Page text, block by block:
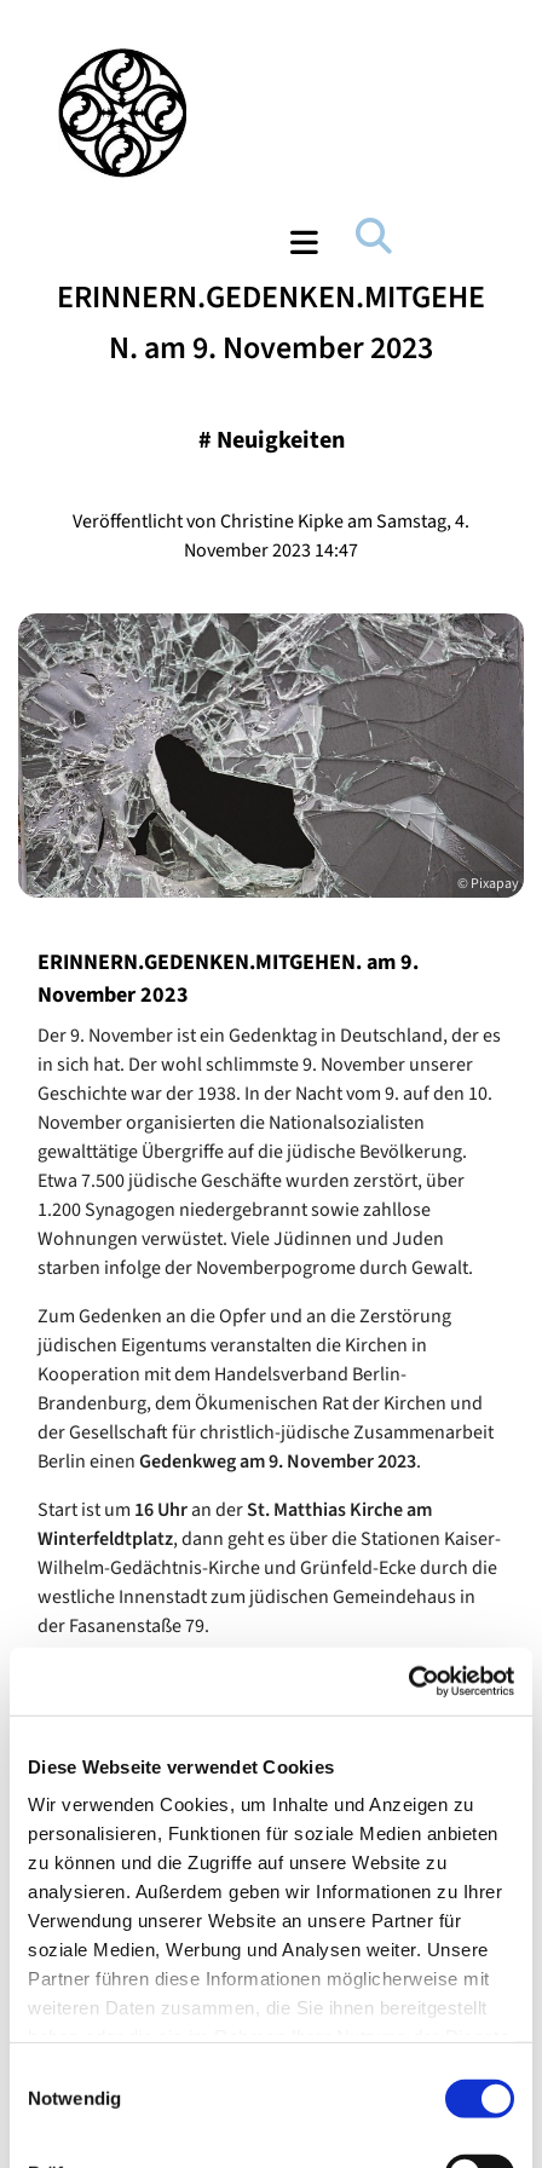
Diese Webseite verwendet Cookies
Wir verwenden Cookies, um Inhalte und Anzeigen zu
personalisieren, Funktionen für soziale Medien anbieten
zu können und die Zugriffe auf unsere Website zu
analysieren. Außerdem geben wir Informationen zu Ihrer
Verwendung unserer Website an unsere Partner für
soziale Medien, Werbung und Analysen weiter. Unsere
Partner führen diese Informationen möglicherweise mit
weiteren Daten zusammen, die Sie ihnen bereitgestellt
Notwendig
ERINNERN.GEDENKEN.MITGEHE
N. am 9. November 2023
# Neuigkeiten
Veröffentlicht von Christine Kipke am Samstag, 4.
November 2023 14:47
© Pixapay
ERINNERN.GEDENKEN.MITGEHEN. am 9.
November 2023
Der 9. November ist ein Gedenktag in Deutschland, der es
in sich hat. Der wohl schlimmste 9. November unserer
Geschichte war der 1938. In der Nacht vom 9. auf den 10.
November organisierten die Nationalsozialisten
gewalttätige Übergriffe auf die jüdische Bevölkerung.
Etwa 7.500 jüdische Geschäfte wurden zerstört, über
1.200 Synagogen niedergebrannt sowie zahllose
Wohnungen verwüstet. Viele Jüdinnen und Juden
starben infolge der Novemberpogrome durch Gewalt.
Zum Gedenken an die Opfer und an die Zerstörung
jüdischen Eigentums veranstalten die Kirchen in
Kooperation mit dem Handelsverband Berlin-
Brandenburg, dem Ökumenischen Rat der Kirchen und
der Gesellschaft für christlich-jüdische Zusammenarbeit
Berlin einenGedenkweg am 9. November 2023.
Start ist um 16 Uhran derSt. Matthias Kirche am
Winterfeldtplatz, dann geht es über die Stationen Kaiser-
Wilhelm-Gedächtnis-Kirche und Grünfeld-Ecke durch die
westliche Innenstadt zum jüdischen Gemeindehaus in
der Fasanenstaße 79.
Dr. Christian Stäblei, Evangelische Kirche Berlin-
Erzbischof Dr. Heiner Koch, Erzbistum Berlin
Dr. Felix Klein, Antisemitismusbeauftragten der
Bundesregierung
Christian Hochgrebe, Staatssekretär für Inneres
Nils Busch-Petersen, Geschäftsführer des
Handelsverbandes Berlin-Brandenburg
Generalsuperintendentin Ulrike Trautwein
Wir laden alle Berlinerinnen und Berliner herzlich ein,